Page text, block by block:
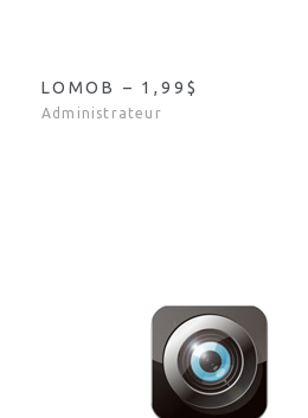
LOMOB – 1,99$
Administrateur